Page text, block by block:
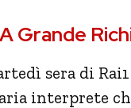
Grande
sera di
interprete